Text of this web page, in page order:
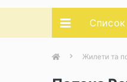
Список
Жилети та